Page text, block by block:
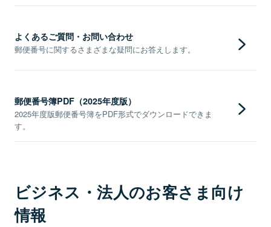
よくあるご質問・お問い合わせ
郵便番号に関するさまざまな疑問にお答えします。
郵便番号簿PDF（2025年度版）
2025年度版郵便番号簿をPDF形式でダウンロードできま
す。
ビジネス・法人のお客さま向け
情報